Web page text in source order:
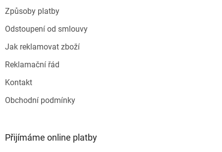
Způsoby platby
Odstoupení od smlouvy
Jak reklamovat zboží
Reklamační řád
Kontakt
Obchodní podmínky
Přijímáme online platby